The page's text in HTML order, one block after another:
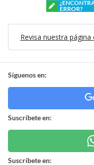
ERROR?
Revisa nuestra
Síguenos en:
Suscríbete en:
Suscríbete en: